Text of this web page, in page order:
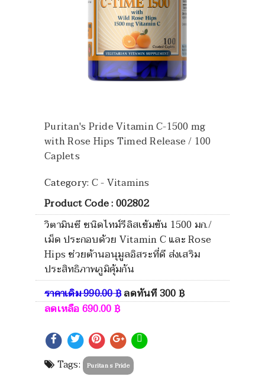
Puritan's Pride Vitamin C-1500 mg
with Rose Hips Timed Release / 100
Caplets
Category: C - Vitamins
Product Code : 002802
วิตามินซี ชนิดไทม์รีลิสเข้มข้น 1500 มก./
เม็ด ประกอบด้วย Vitamin C และ Rose
Hips ช่วยต้านอนุมูลอิสระที่ดี ส่งเสริม
ประสิทธิภาพภูมิคุ้มกัน
ราคาเดิม990.00฿ลดทันที300฿
ลดเหลือ690.00฿
Tags: Puritan s Pride